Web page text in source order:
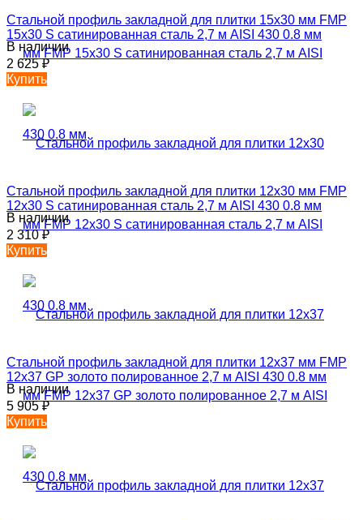
Стальной профиль закладной для плитки 15х30 мм FMP
15х30 S сатинированная сталь 2,7 м AISI 430 0.8 мм
В наличии
2 625₽
Купить
Стальной профиль закладной для плитки 12х30 мм FMP
12х30 S сатинированная сталь 2,7 м AISI 430 0.8 мм
В наличии
2 310₽
Купить
Стальной профиль закладной для плитки 12х37 мм FMP
12х37 GP золото полированное 2,7 м AISI 430 0.8 мм
В наличии
5 905₽
Купить